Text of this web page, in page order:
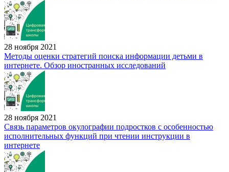
28 ноября 2021
Методы оценки стратегий поиска информации детьми в
интернете. Обзор иностранных исследований
28 ноября 2021
Связь параметров окулографии подростков с особенностью
исполнительных функций при чтении инструкции в
интернете